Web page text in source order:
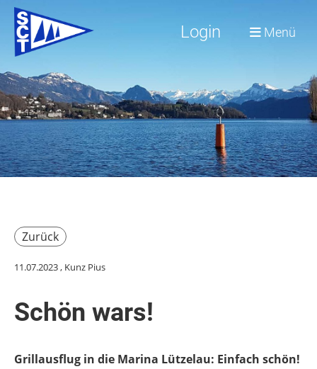
Login Menü
Zurück
11.07.2023, Kunz Pius
Schön wars!
Grillausflug in die Marina Lützelau: Einfach schön!